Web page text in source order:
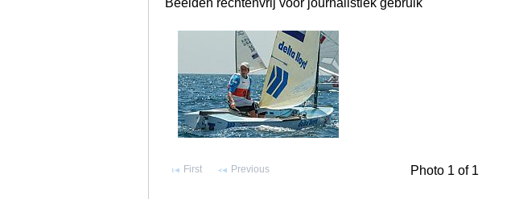
Beelden rechtenvrij voor journalistiek gebruik
First Previous Photo 1 of 1